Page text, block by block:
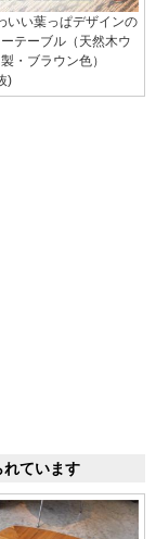
いい葉っぱデザインの
テーブル（天然木ウ
・ブラウン色）
)
れています